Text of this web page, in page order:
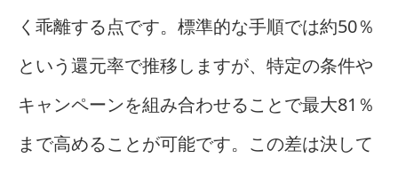
く乖離する点です。標準的な手順では約50％
という還元率で推移しますが、特定の条件や
キャンペーンを組み合わせることで最大81％
まで高めることが可能です。この差は決して